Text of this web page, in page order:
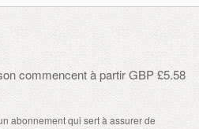
commencent à partir GBP £5.58
abonnement qui sert à assurer de